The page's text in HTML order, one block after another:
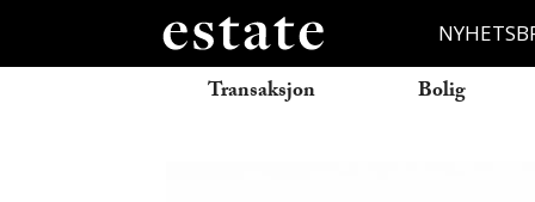
Transaksjon Bolig